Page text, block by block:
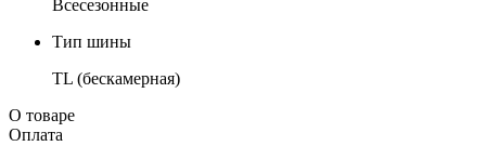
Всесезонные
Тип шины
TL (бескамерная)
О товаре
Оплата